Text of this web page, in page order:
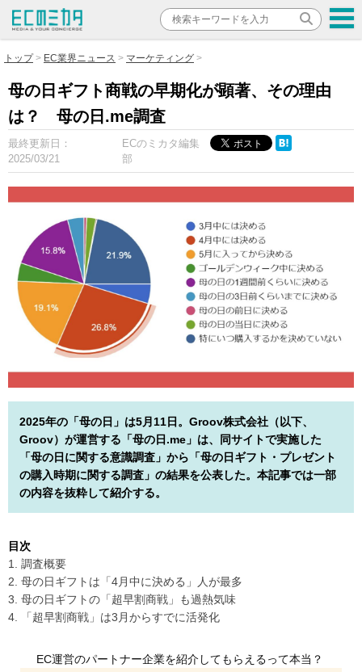
トップ EC業界ニュース マーケティング
母の日ギフト商戦の早期化が顕著、その理由
は？ ⺟の⽇.me調査
最終更新日：
2025/03/21
ECのミカタ編集
部
2025年の「母の日」は5月11日。Groov株式会社（以下、
Groov）が運営する「母の日.me」は、同サイトで実施した
「母の日に関する意識調査」から「母の日ギフト・プレゼント
の購入時期に関する調査」の結果を公表した。本記事では一部
の内容を抜粋して紹介する。
目次
1. 調査概要
2. 母の日ギフトは「4月中に決める」人が最多
3. 母の日ギフトの「超早割商戦」も過熱気味
4. 「超早割商戦」は3月からすでに活発化
EC運営のパートナー企業を紹介してもらえるって本当？